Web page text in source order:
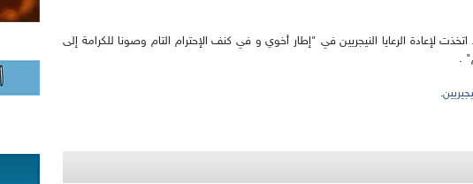
اتخذت لإعادة الرعايا النيجريين في "إطار أخوي و في كنف الإحترام التام وصونا للكرامة إلى
.